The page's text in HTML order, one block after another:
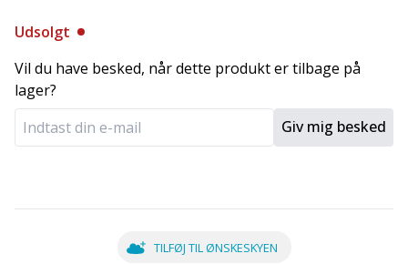
Udsolgt
Vil du have besked, når dette produkt er tilbage på
lager?
Giv mig besked
TILFØJ TIL ØNSKESKYEN